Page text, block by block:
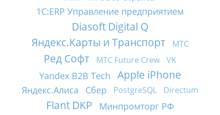
1С:ERP Управление предприятием
Diasoft Digital Q
Яндекс.Карты и Транспорт
МТС
Ред Софт МТС Future Crew VK
Yandex B2B Tech Apple iPhone
Яндекс.Алиса Сбер PostgreSQL Directum
Flant DKP Минпромторг РФ